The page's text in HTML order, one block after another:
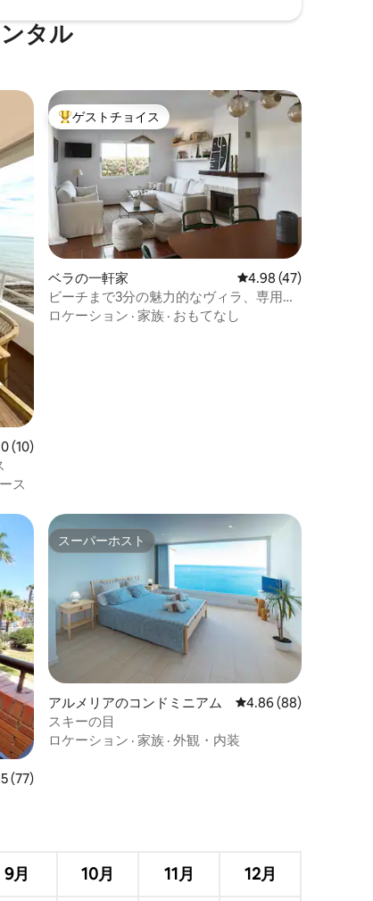
タル
ュー10件、5つ星中5.0つ星の平均評価
(10)
ス
大好評のゲストチョイスです。
ゲストチョイス
ベラの一軒家 レビュー47件、5つ
4.98 (47)
ビーチまで3分の魅力的なヴィラ、専用プ
ール付き
ロケーション · 家族 · おもてなし
ー77件、5つ星中4.95つ星の平均評価
(77)
スーパーホスト
スーパーホスト
アルメリアのコンドミニアム レビュー88件、5つ星
4.86 (88)
スキーの目
ロケーション · 家族 · 外観・内装
9月 10月 11月 12月